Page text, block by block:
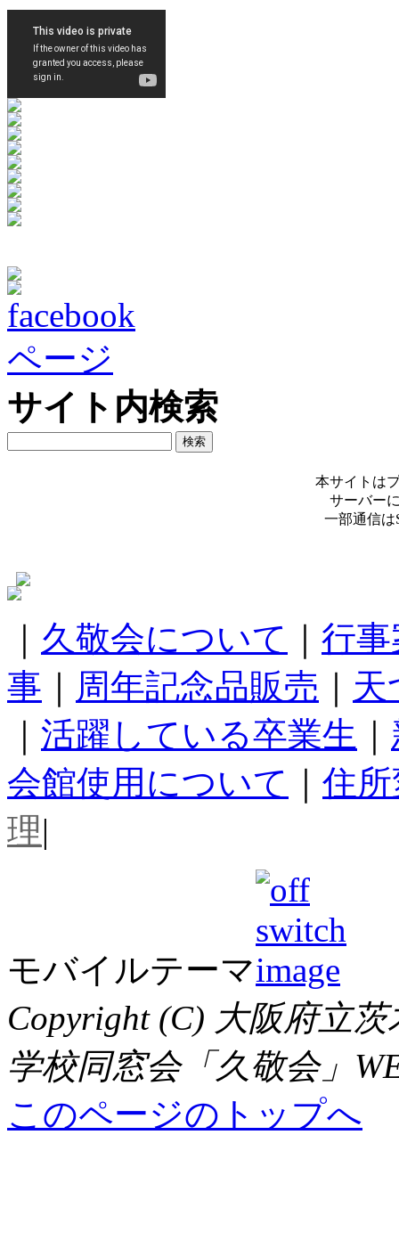
サイト内検索
本サイトは
サーバー
一部通信は
久敬会について
行
事
周年記念品販売
天
活躍している卒業生
会館使用について
住
理|
モバイルテーマ
Copyright (C) 大阪府立
学校同窓会「久敬会」
このページのトップへ